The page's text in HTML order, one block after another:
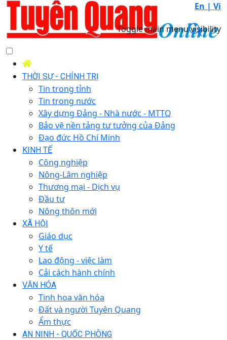
En | Vi
Toggle main menu visibility
THỜI SỰ - CHÍNH TRỊ
Tin trong tỉnh
Tin trong nước
Xây dựng Đảng - Nhà nước - MTTQ
Bảo vệ nền tảng tư tưởng của Đảng
Đạo đức Hồ Chí Minh
KINH TẾ
Công nghiệp
Nông-Lâm nghiệp
Thương mại - Dịch vụ
Đầu tư
Nông thôn mới
XÃ HỘI
Giáo dục
Y tế
Lao động - việc làm
Cải cách hành chính
VĂN HÓA
Tinh hoa văn hóa
Đất và người Tuyên Quang
Ẩm thực
AN NINH - QUỐC PHÒNG